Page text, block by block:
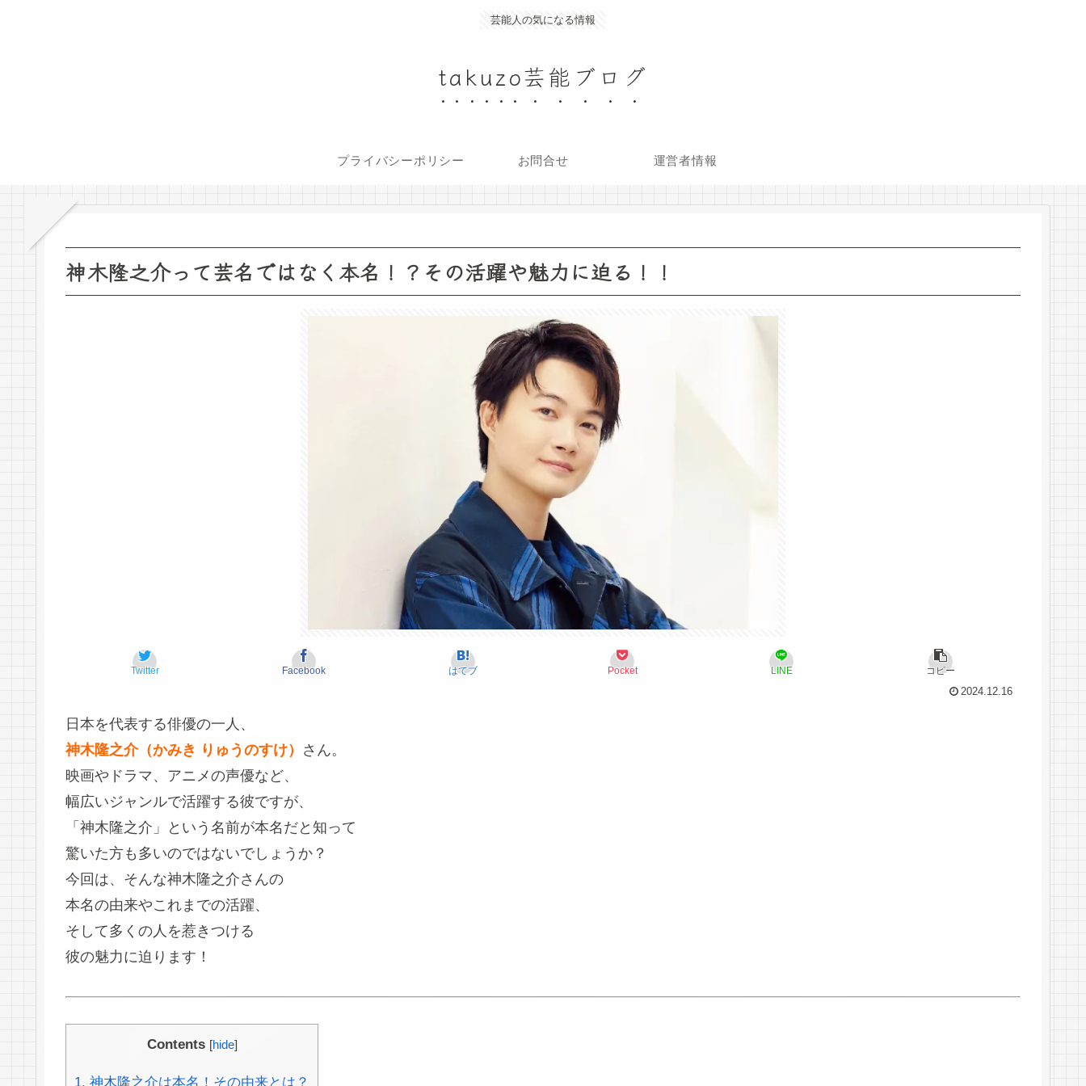
芸能人の気になる情報
takuzo芸能ブログ
プライバシーポリシー お問合せ 運営者情報
神木隆之介って芸名ではなく本名！？その活躍や魅力に迫る！！
Twitter Facebook はてブ Pocket LINE
コピー
2024.12.16
日本を代表する俳優の一人、
神木隆之介（かみき りゅうのすけ） さん。
映画やドラマ、アニメの声優など、
幅広いジャンルで活躍する彼ですが、
「神木隆之介」という名前が本名だと知って
驚いた方も多いのではないでしょうか？
今回は、そんな神木隆之介さんの
本名の由来やこれまでの活躍、
そして多くの人を惹きつける
彼の魅力に迫ります！
Contents [hide]
1. 神木隆之介は本名！その由来とは？